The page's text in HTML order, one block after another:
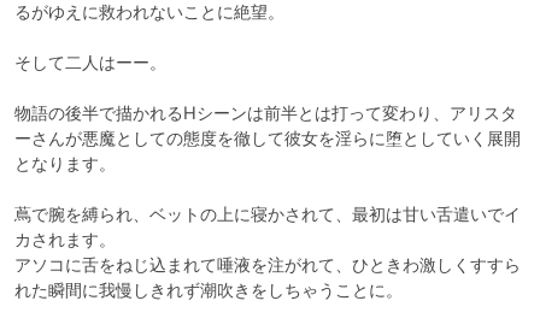
るがゆえに救われないことに絶望。
そして二人はーー。
物語の後半で描かれるHシーンは前半とは打って変わり、アリスタ
ーさんが悪魔としての態度を徹して彼女を淫らに堕としていく展開
となります。
蔦で腕を縛られ、ベットの上に寝かされて、最初は甘い舌遣いでイ
カされます。
アソコに舌をねじ込まれて唾液を注がれて、ひときわ激しくすすら
れた瞬間に我慢しきれず潮吹きをしちゃうことに。